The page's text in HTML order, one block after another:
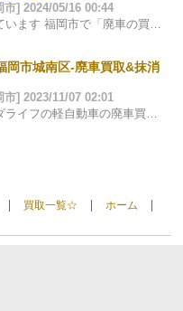
市] 2024/05/16 00:44
福岡市で廃車の買取をしています 福岡市で「廃車の買取」をお考えの皆様、当社は廃車やスクラップ車の買取を専門に行っています。面倒な手続きをす…
岡市城南区-廃車買取&抹消
市] 2023/11/07 02:01
福岡市城南区にて、ホンダライフの軽自動車の廃車買取をさせて頂きました。 引き取り、抹消手続きは無料で行なっております。新しい車が来るとの事でし…
買取一覧☆
ホーム